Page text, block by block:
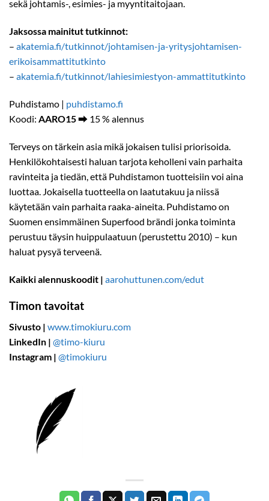
sekä johtamis-, esimies- ja myyntitaitojaan.
Jaksossa mainitut tutkinnot:
– akatemia.fi/tutkinnot/johtamisen-ja-yritysjohtamisen-
erikoisammattitutkinto
– akatemia.fi/tutkinnot/lahiesimiestyon-ammattitutkinto
Puhdistamo | puhdistamo.fi
Koodi: AARO15⮕ 15 % alennus
Terveys on tärkein asia mikä jokaisen tulisi priorisoida.
Henkilökohtaisesti haluan tarjota keholleni vain parhaita
ravinteita ja tiedän, että Puhdistamon tuotteisiin voi aina
luottaa. Jokaisella tuotteella on laatutakuu ja niissä
käytetään vain parhaita raaka-aineita. Puhdistamo on
Suomen ensimmäinen Superfood brändi jonka toiminta
perustuu täysin huippulaatuun (perustettu 2010) – kun
haluat pysyä terveenä.
Kaikki alennuskoodit | aarohuttunen.com/edut
Timon tavoitat
Sivusto | www.timokiuru.com
LinkedIn | @timo-kiuru
Instagram | @timokiuru